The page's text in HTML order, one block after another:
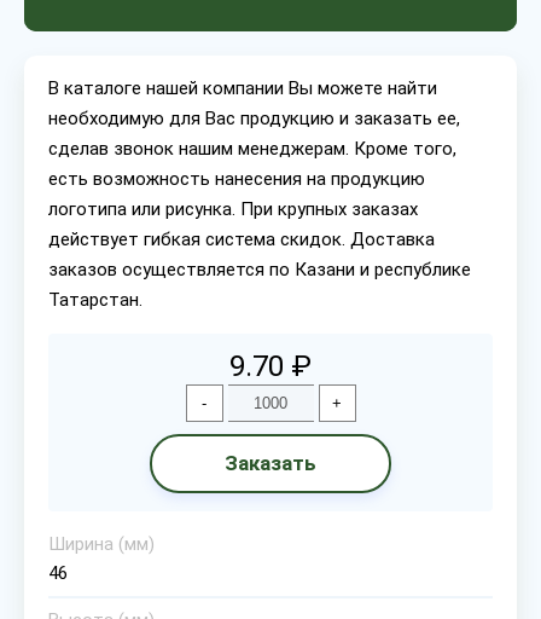
В каталоге нашей компании Вы можете найти
необходимую для Вас продукцию и заказать ее,
сделав звонок нашим менеджерам. Кроме того,
есть возможность нанесения на продукцию
логотипа или рисунка. При крупных заказах
действует гибкая система скидок. Доставка
заказов осуществляется по Казани и республике
Татарстан.
9.70 ₽
- +
Заказать
Ширина (мм)
46